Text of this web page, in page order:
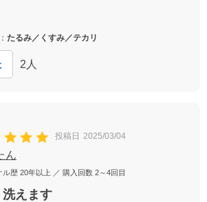
たるみ／くすみ／テカリ
2 人
投稿日 2025/03/04
ん
ル歴 20年以上 ／ 購入回数 2～4回目
えます